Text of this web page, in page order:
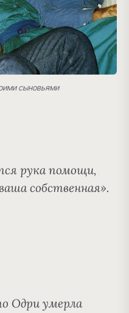
сыновьями
рука помощи,
собственная».
Одри умерла